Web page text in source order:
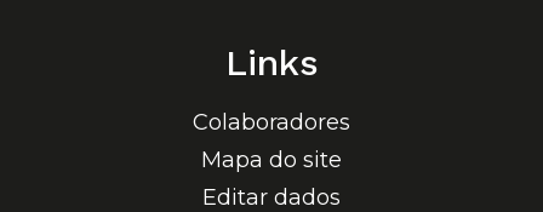
Links
Colaboradores
Mapa do site
Editar dados